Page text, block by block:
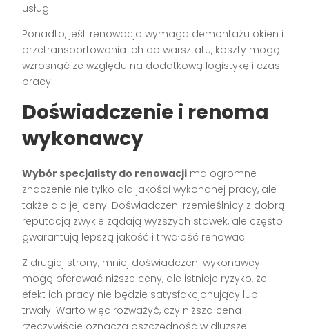
usługi.
Ponadto, jeśli renowacja wymaga demontażu okien i
przetransportowania ich do warsztatu, koszty mogą
wzrosnąć ze względu na dodatkową logistykę i czas
pracy.
Doświadczenie i renoma
wykonawcy
Wybór specjalisty do renowacji ma ogromne
znaczenie nie tylko dla jakości wykonanej pracy, ale
także dla jej ceny. Doświadczeni rzemieślnicy z dobrą
reputacją zwykle żądają wyższych stawek, ale często
gwarantują lepszą jakość i trwałość renowacji.
Z drugiej strony, mniej doświadczeni wykonawcy
mogą oferować niższe ceny, ale istnieje ryzyko, że
efekt ich pracy nie będzie satysfakcjonujący lub
trwały. Warto więc rozważyć, czy niższa cena
rzeczywiście oznacza oszczędność w dłuższej